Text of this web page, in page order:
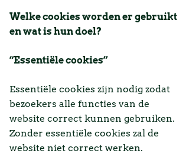
Welke cookies worden er gebruikt
en wat is hun doel?
“Essentiële cookies”
Essentiële cookies zijn nodig zodat
bezoekers alle functies van de
website correct kunnen gebruiken.
Zonder essentiële cookies zal de
website niet correct werken.